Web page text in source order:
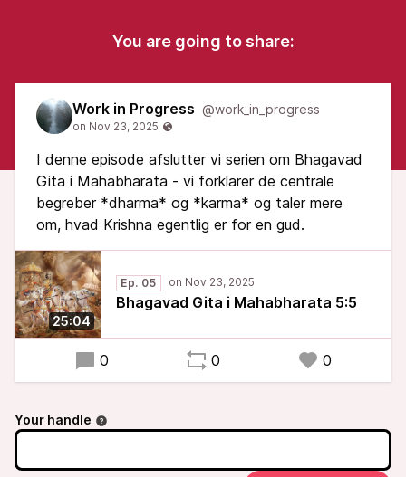
You are going to share:
Work in Progress @work_in_progress
I denne episode afslutter vi serien om Bhagavad
Gita i Mahabharata - vi forklarer de centrale
begreber *dharma* og *karma* og taler mere
om, hvad Krishna egentlig er for en gud.
25:04
Ep. 05
Bhagavad Gita i Mahabharata 5:5
0 0 0
Your handle